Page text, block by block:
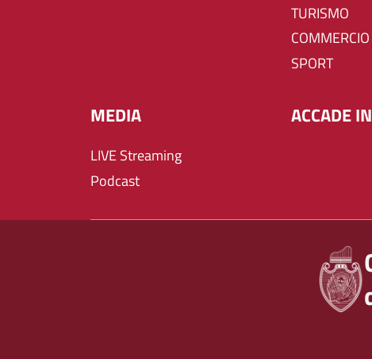
TURISMO
COMMERCIO
SPORT
MEDIA
LIVE Streaming
Podcast
ACCADE